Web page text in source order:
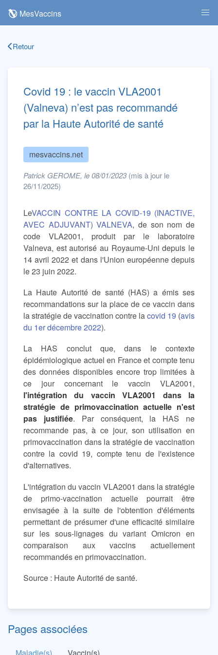
MesVaccins
Retour
Covid 19 : le vaccin VLA2001
(Valneva) n’est pas recommandé
par la Haute Autorité de santé
mesvaccins.net
Patrick GEROME, le 08/01/2023 (mis à jour le
26/11/2025)
LeVACCIN CONTRE LA COVID-19 (INACTIVE,
AVEC ADJUVANT) VALNEVA, de son nom de
code VLA2001, produit par le laboratoire
Valneva, est autorisé au Royaume-Uni depuis le
14 avril 2022 et dans l'Union européenne depuis
le 23 juin 2022.
La Haute Autorité de santé (HAS) a émis ses
recommandations sur la place de ce vaccin dans
la stratégie de vaccination contre lacovid 19 (avis
du 1er décembre 2022).
La HAS conclut que, dans le contexte
épidémiologique actuel en France et compte tenu
des données disponibles encore trop limitées à
ce jour concernant le vaccin VLA2001,
l'intégration du vaccin VLA2001 dans la
stratégie de primovaccination actuelle n'est
pas justifiée. Par conséquent, la HAS ne
recommande pas, à ce jour, son utilisation en
primovaccination dans la stratégie de vaccination
contre la covid 19, compte tenu de l'existence
d'alternatives.
L'intégration du vaccin VLA2001 dans la stratégie
de primo-vaccination actuelle pourrait être
envisagée à la suite de l'obtention d'éléments
permettant de présumer d'une efficacité similaire
sur les sous-lignages du variant Omicron en
comparaison aux vaccins actuellement
recommandés en primovaccination.
Source : Haute Autorité de santé.
Pages associées